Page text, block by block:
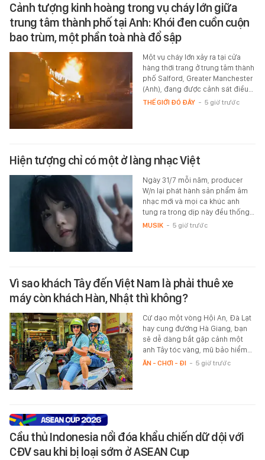
Cảnh tượng kinh hoàng trong vụ cháy lớn giữa
trung tâm thành phố tại Anh: Khói đen cuồn cuộn
bao trùm, một phần toà nhà đổ sập
Một vụ cháy lớn xảy ra tại cửa
hàng thời trang ở trung tâm thành
phố Salford, Greater Manchester
(Anh), đang được cảnh sát điều…
THẾ GIỚI ĐÓ ĐÂY - 5 giờ trước
Hiện tượng chỉ có một ở làng nhạc Việt
Ngày 31/7 mỗi năm, producer
W/n lại phát hành sản phẩm âm
nhạc mới và mọi ca khúc anh
tung ra trong dịp này đều thống…
MUSIK - 5 giờ trước
Vì sao khách Tây đến Việt Nam là phải thuê xe
máy còn khách Hàn, Nhật thì không?
Cứ dạo một vòng Hội An, Đà Lạt
hay cung đường Hà Giang, bạn
sẽ dễ dàng bắt gặp cảnh một
anh Tây tóc vàng, mũ bảo hiểm…
ĂN - CHƠI - ĐI - 5 giờ trước
Cầu thủ Indonesia nổi đóa khẩu chiến dữ dội với
CĐV sau khi bị loại sớm ở ASEAN Cup